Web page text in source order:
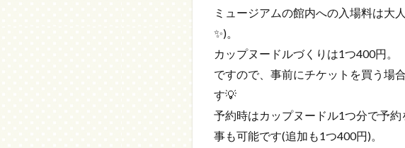
ミュージアムの館内への入場料は大
✨)。
カップヌードルづくりは1つ400円。
ですので、事前にチケットを買う場
す💡
予約時はカップヌードル1つ分で予
事も可能です(追加も1つ400円)。